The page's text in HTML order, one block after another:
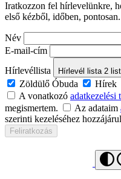
Iratkozzon fel hírlevelünkre,
első kézből, időben, pontosan.
Név
E-mail-cím
Hírlevéllista
Hírlevél lista 2
Zöldülő Óbuda Hírek
A vonatkozó adatkezelési
megismertem.
Az adataim
szerinti kezeléséhez
Feliratkozás